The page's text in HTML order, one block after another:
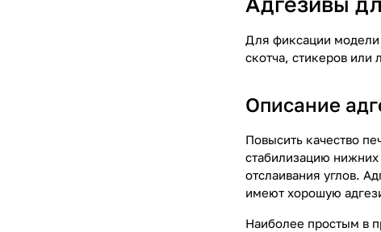
Для фиксации модели
скотча, стикеров или
Описание
Повысить качество
стабилизацию нижних
отслаивания углов.
имеют хорошую
Наиболее простым в